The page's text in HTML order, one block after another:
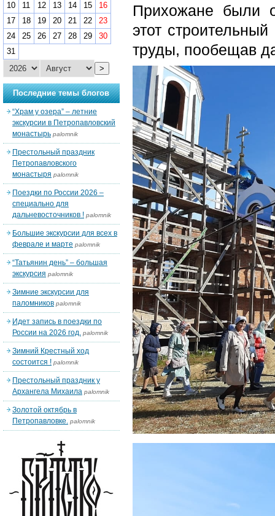
Прихожане были
этот
труды, пообещав
10
11 12 13 14 15
16
17
18 19 20 21 22
23
24
25 26 27 28 29
30
31
>
Последние темы блогов
“Храм у озера” – летние
экскурсии в Петропавловский
монастырь palomnik
Престольный праздник
Петропавловского
монастыря palomnik
Поездки по России 2026 –
специально для
дальневосточников ! palomnik
Большие экскурсии для всех в
феврале и марте palomnik
“Татьянин день” – большая
экскурсия palomnik
Зимние экскурсии для
паломников palomnik
Идет запись в поездки по
России на 2026 год. palomnik
Зимний Крестный ход
состоится ! palomnik
Престольный праздник у
Архангела Михаила palomnik
Золотой октябрь в
Петропавловке. palomnik